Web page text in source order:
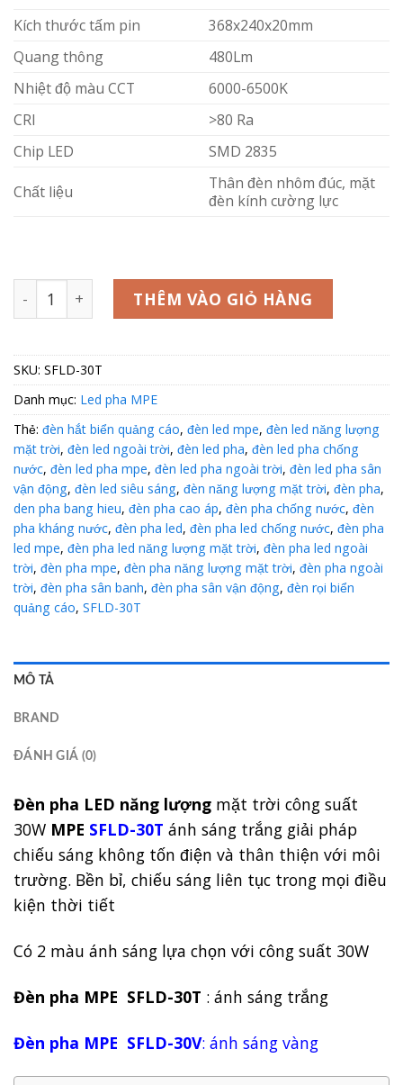
Kích thước tấm pin
368x240x20mm
Quang thông
480Lm
Nhiệt độ màu CCT
6000-6500K
CRI
>80 Ra
Chip LED
SMD 2835
Chất liệu
Thân đèn nhôm đúc, mặt
đèn kính cường lực
Đèn pha LED năng lượng mặt trời 30W MPE SFLD-30T
THÊM VÀO GIỎ HÀNG
SKU: SFLD-30T
Danh mục: Led pha MPE
Thẻ: đèn hắt biển quảng cáo, đèn led mpe, đèn led năng lượng
mặt trời, đèn led ngoài trời, đèn led pha, đèn led pha chống
nước, đèn led pha mpe, đèn led pha ngoài trời, đèn led pha sân
vận động, đèn led siêu sáng, đèn năng lượng mặt trời, đèn pha,
den pha bang hieu, đèn pha cao áp, đèn pha chống nước, đèn
pha kháng nước, đèn pha led, đèn pha led chống nước, đèn pha
led mpe, đèn pha led năng lượng mặt trời, đèn pha led ngoài
trời, đèn pha mpe, đèn pha năng lượng mặt trời, đèn pha ngoài
trời, đèn pha sân banh, đèn pha sân vận động, đèn rọi biển
quảng cáo, SFLD-30T
MÔ TẢ
BRAND
ĐÁNH GIÁ (0)
Đèn pha LED năng lượng mặt trời công suất
30W MPE SFLD-30T ánh sáng trắng giải pháp
chiếu sáng không tốn điện và thân thiện với môi
trường. Bền bỉ, chiếu sáng liên tục trong mọi điều
kiện thời tiết
Có 2 màu ánh sáng lựa chọn với công suất 30W
Đèn pha MPE SFLD-30T : ánh sáng trắng
Đèn pha MPE SFLD-30V: ánh sáng vàng